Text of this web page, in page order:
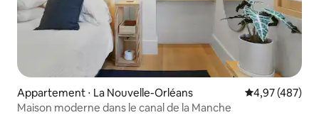
Appartement ⋅ La Nouvelle-Orléans Évaluation
4,97 (487)
Maison moderne dans le canal de la Manche